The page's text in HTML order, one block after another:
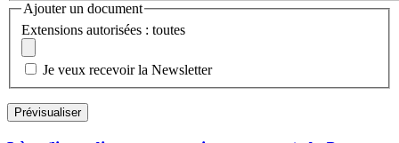
Ajouter un document
Extensions autorisées : toutes
Je veux recevoir la Newsletter